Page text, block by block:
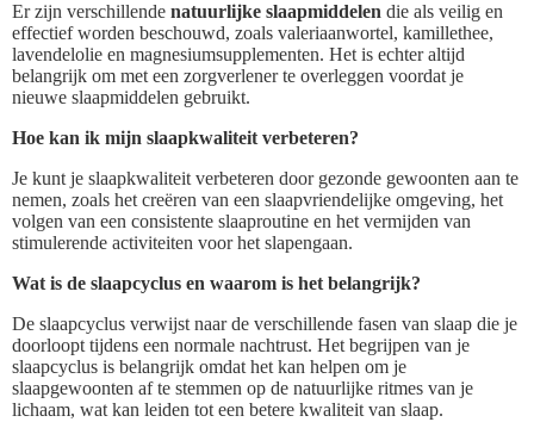
Er zijn verschillende natuurlijke slaapmiddelen die als veilig en
effectief worden beschouwd, zoals valeriaanwortel, kamillethee,
lavendelolie en magnesiumsupplementen. Het is echter altijd
belangrijk om met een zorgverlener te overleggen voordat je
nieuwe slaapmiddelen gebruikt.
Hoe kan ik mijn slaapkwaliteit verbeteren?
Je kunt je slaapkwaliteit verbeteren door gezonde gewoonten aan te
nemen, zoals het creëren van een slaapvriendelijke omgeving, het
volgen van een consistente slaaproutine en het vermijden van
stimulerende activiteiten voor het slapengaan.
Wat is de slaapcyclus en waarom is het belangrijk?
De slaapcyclus verwijst naar de verschillende fasen van slaap die je
doorloopt tijdens een normale nachtrust. Het begrijpen van je
slaapcyclus is belangrijk omdat het kan helpen om je
slaapgewoonten af te stemmen op de natuurlijke ritmes van je
lichaam, wat kan leiden tot een betere kwaliteit van slaap.